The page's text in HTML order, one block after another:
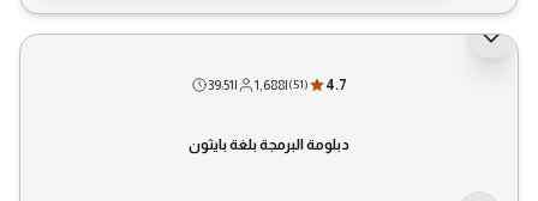
4.7
(51)
|
1,688
|
39:51
دبلومة البرمجة بلغة بايثون